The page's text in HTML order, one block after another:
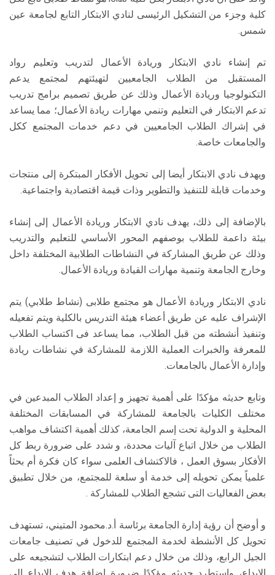
كلية وجزء من التشكيل الرئيسى لنادي الابتكار التابع لجامعة عين
شمس.
تم إنشاء نادي الابتكار وريادة الأعمال لتدريب وتعليم رواد
المستقبل من الطلاب الجامعيين لتهيئتهم لمجتمع يدعم
التكنولوجيا وريادة الأعمال وذلك عن طريق تصميم برامج تدريب
تدعم الابتكار في التعليم وتنمي مهارات ريادة الأعمال؛ مما يساعد
في إشراك الطلاب الجامعيين في دعم خدمات المجتمع ككل
والجامعات خاصة.
ويهدف نادي الابتكار أيضا إلى تحويل الأفكار المبتكرة إلى منتجات
وخدمات قابلة للتنفيذ والتطوير وذات قيمة اقتصادية واجتماعية.
بالإضافة إلى ذلك، يهدف نادي الابتكار وريادة الأعمال إلى إنشاء
بيئة داعمة للطلاب بوصفهم المحور الأساسي للتعليم والتدريب
وذلك عن طريق المشاركة في النشاطات الطلابية المختلفة داخل
وخارج الجامعة وتنمية مهارات القيادة وريادة الأعمال.
نادي الابتكار وريادة الأعمال هو مجتمع طلابى (نشاط طلابي) يتم
الإشراف عليه عن طريق أعضاء هيئة التدريس بالكلية ويتم تفعيله
وتنفيذ أنشطته من قبل الطلاب، مما يساعد فى اكتساب الطلاب
للمعرفة والخبرات العملية اللازمة للمشاركة في نشاطات ريادة
وإدارة الأعمال بالجامعات.
وتابع حديثه مؤكدًا على أهمية تجهيز و إعداد الطلاب المبدعين في
مختلف الكليات بالجامعة للمشاركة في المسابقات المختلفة
المحلية و الدولية تحت إسم الجامعة، كذلك أهمية اكتشاف مواهب
الطلاب من خلال اتباع آليات محددة، و شدد على ضرورة ربط كل
الأفكار بسوق العمل ، فالاكتشاف العلمى سواء كان فكرة أم بحثاً
علمياً يمكن تحويله إلى خدمة أو سلعة للمجتمع، من خلال تطبيق
بعض الفعاليات التى تشجع الطلاب للمشاركة .
و أوضح أن رؤية إدارة الجامعة برئاسة أ.د.محمود المتيني، تستهدف
تحويل كل الأنشطة لخدمة المجتمع للدخول في تصنيف جامعات
الجيل الرابع، وذلك من خلال دعم ابتكارات الطلاب لتشجيعه على